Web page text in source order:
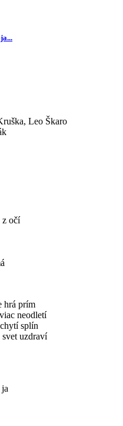
Leo Škaro
z očí
hrá prím
neodletí
splín
svet uzdraví